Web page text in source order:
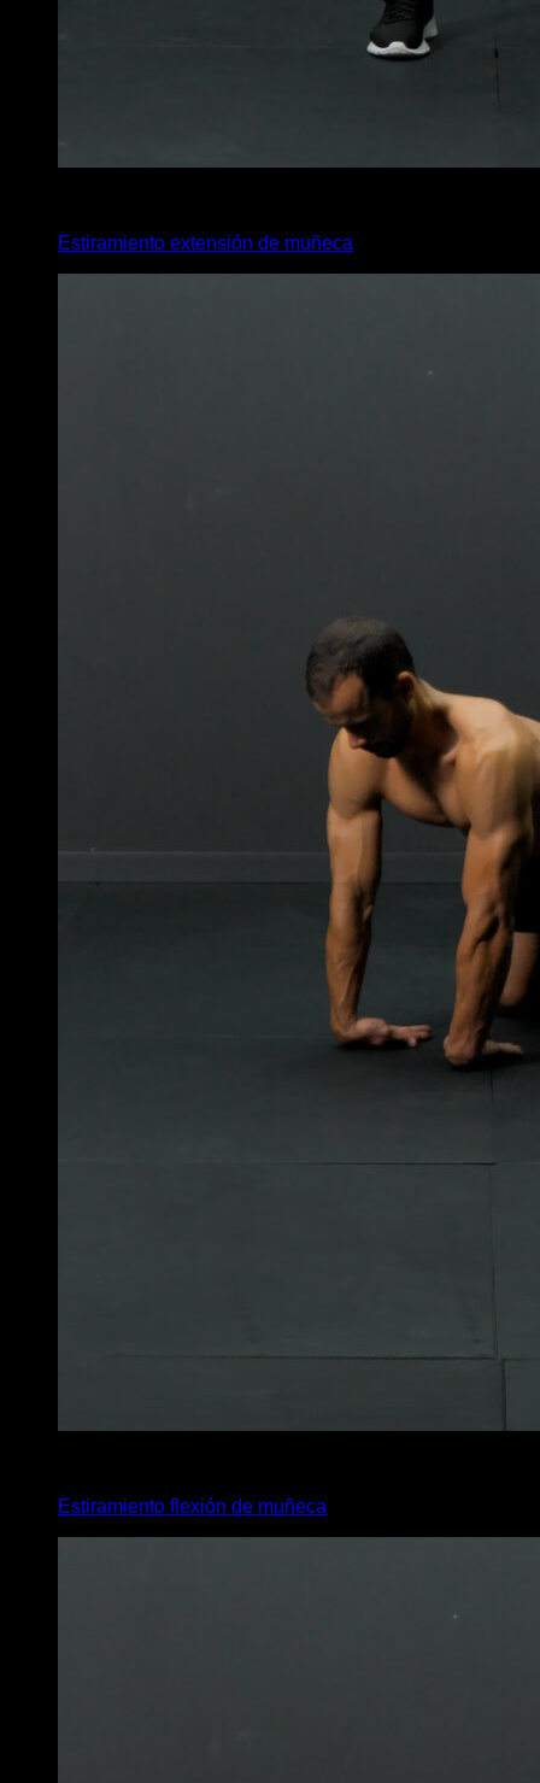
Estiramiento extensión de muñeca
Estiramiento flexión de muñeca